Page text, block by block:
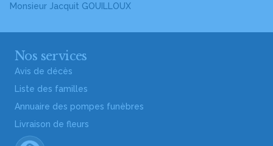
Monsieur Jacquit GOUILLOUX
Nos services
Avis de décès
Liste des familles
Annuaire des pompes funèbres
Livraison de fleurs